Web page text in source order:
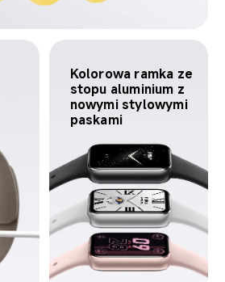
Kolorowa ramka ze
stopu aluminium z
nowymi stylowymi
paskami